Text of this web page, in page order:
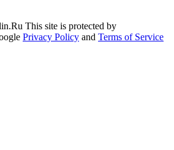
This site is protected by
Privacy Policy and Terms of Service